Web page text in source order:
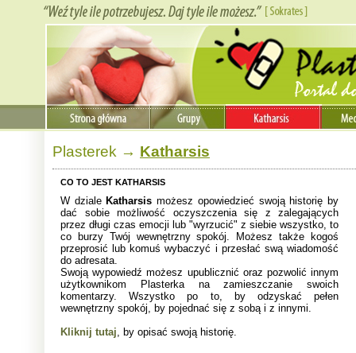
Plasterek → Katharsis
CO TO JEST KATHARSIS
W dziale Katharsis możesz opowiedzieć swoją historię by
dać sobie możliwość oczyszczenia się z zalegających
przez długi czas emocji lub "wyrzucić" z siebie wszystko, to
co burzy Twój wewnętrzny spokój. Możesz także kogoś
przeprosić lub komuś wybaczyć i przesłać swą wiadomość
do adresata.
Swoją wypowiedź możesz upublicznić oraz pozwolić innym
użytkownikom Plasterka na zamieszczanie swoich
komentarzy. Wszystko po to, by odzyskać pełen
wewnętrzny spokój, by pojednać się z sobą i z innymi.
Kliknij tutaj, by opisać swoją historię.